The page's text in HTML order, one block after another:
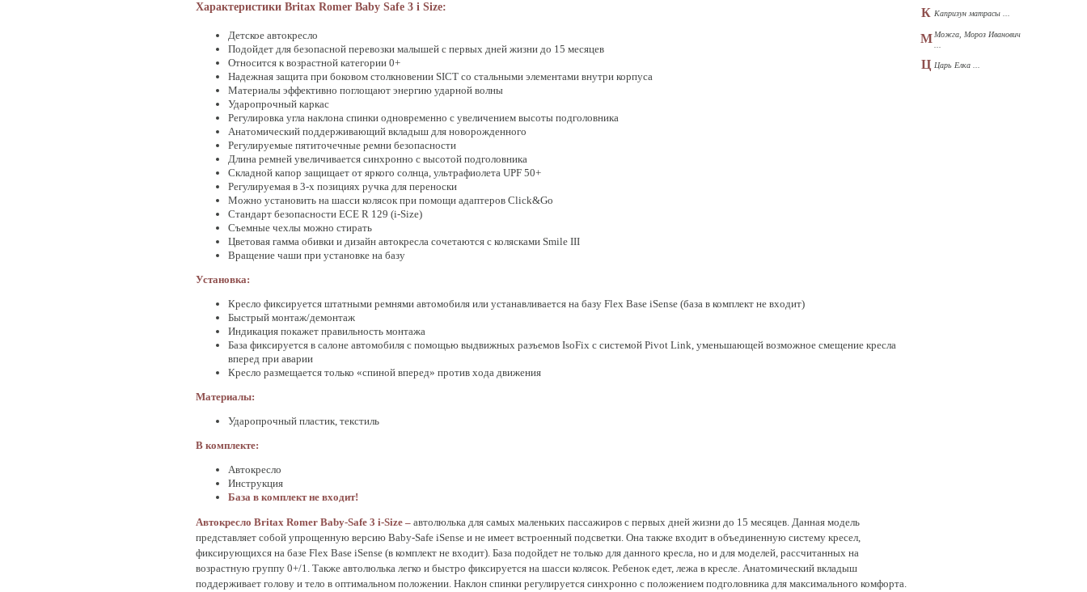
Характеристики Britax Romer Baby Safe 3 i Size:
Детское автокресло
Подойдет для безопасной перевозки малышей с первых дней жизни до 15 месяцев
Относится к возрастной категории 0+
Надежная защита при боковом столкновении SICT со стальными элементами внутри корпуса
Материалы эффективно поглощают энергию ударной волны
Ударопрочный каркас
Регулировка угла наклона спинки одновременно с увеличением высоты подголовника
Анатомический поддерживающий вкладыш для новорожденного
Регулируемые пятиточечные ремни безопасности
Длина ремней увеличивается синхронно с высотой подголовника
Складной капор защищает от яркого солнца, ультрафиолета UPF 50+
Регулируемая в 3-х позициях ручка для переноски
Можно установить на шасси колясок при помощи адаптеров Click&Go
Стандарт безопасности ECE R 129 (i-Size)
Съемные чехлы можно стирать
Цветовая гамма обивки и дизайн автокресла сочетаются с колясками Smile III
Вращение чаши при установке на базу
Установка:
Кресло фиксируется штатными ремнями автомобиля или устанавливается на базу Flex Base iSense (база в комплект не входит)
Быстрый монтаж/демонтаж
Индикация покажет правильность монтажа
База фиксируется в салоне автомобиля с помощью выдвижных разъемов IsoFix с системой Pivot Link, уменьшающей возможное смещение кресла
вперед при аварии
Кресло размещается только «спиной вперед» против хода движения
Материалы:
Ударопрочный пластик, текстиль
В комплекте:
Автокресло
Инструкция
База в комплект не входит!
Автокресло Britax Romer Baby-Safe 3 i-Size – автолюлька для самых маленьких пассажиров с первых дней жизни до 15 месяцев. Данная модель
представляет собой упрощенную версию Baby-Safe iSense и не имеет встроенный подсветки. Она также входит в объединенную систему кресел,
фиксирующихся на базе Flex Base iSense (в комплект не входит). База подойдет не только для данного кресла, но и для моделей, рассчитанных на
возрастную группу 0+/1. Также автолюлька легко и быстро фиксируется на шасси колясок. Ребенок едет, лежа в кресле. Анатомический вкладыш
поддерживает голову и тело в оптимальном положении. Наклон спинки регулируется синхронно с положением подголовника для максимального комфорта.
К Капризун матрасы ...
М Можга, Мороз Иванович
Ц Царь Елка ...